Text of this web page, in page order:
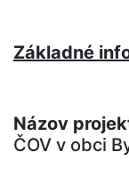
Základné
Názov
ČOV v obci